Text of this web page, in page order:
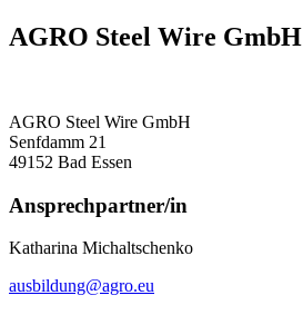
AGRO Steel Wire GmbH
AGRO Steel Wire GmbH
Senfdamm 21
49152 Bad Essen
Ansprechpartner/in
Katharina Michaltschenko
ausbildung@agro.eu